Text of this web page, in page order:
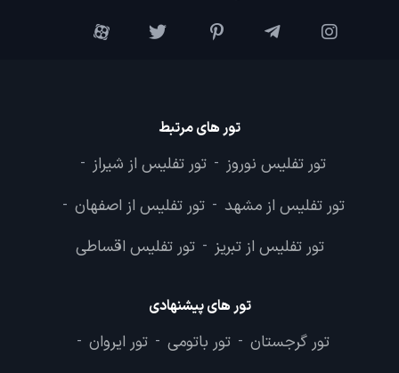
تور های مرتبط
تور تفلیس نوروز - تور تفلیس از شیراز -
تور تفلیس از مشهد - تور تفلیس از اصفهان -
تور تفلیس از تبریز - تور تفلیس اقساطی
تور های پیشنهادی
تور گرجستان - تور باتومی - تور ایروان -